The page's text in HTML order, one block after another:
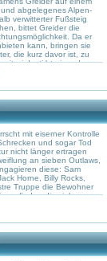
abgelegenes Alpen-
verwitterter Fußsteig
bittet Greider die
Da er
kann, bringen sie
die kurz davor ist, zu
wird, stirbt einer der
der Patriarchensohn
etwas mit den Unfällen zu
breit, dass ein altes,
haben könnte...
mit eiserner Kontrolle
und sogar Tod
nicht länger ertragen
an sieben Outlaws,
diese: Sam
Horne, Billy Rocks,
Truppe die Bewohner
finden die sieben
auf dem Spiel steht.